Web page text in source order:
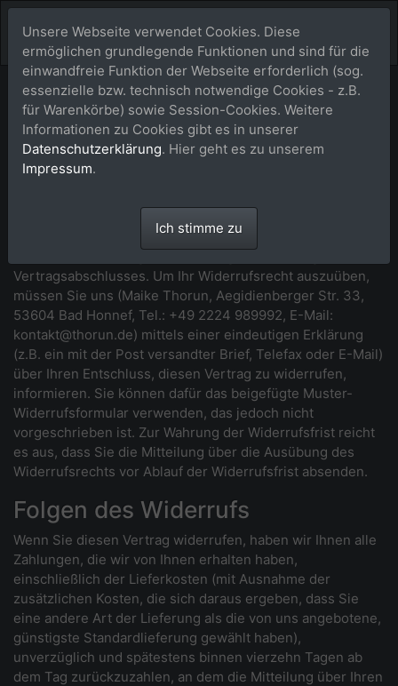
Widerrufsbelehrung
*** Beginn der Widerrufsbelehrung ***
von Gründen diesen Vertrag zu widerrufen. Die
Vertragsabschlusses. Um Ihr Widerrufsrecht auszuüben,
müssen Sie uns (Maike Thorun, Aegidienberger Str. 33,
53604 Bad Honnef, Tel.: +49 2224 989992, E-Mail:
kontakt@thorun.de) mittels einer eindeutigen Erklärung
(z.B. ein mit der Post versandter Brief, Telefax oder E-Mail)
über Ihren Entschluss, diesen Vertrag zu widerrufen,
informieren. Sie können dafür das beigefügte Muster-
Widerrufsformular verwenden, das jedoch nicht
vorgeschrieben ist. Zur Wahrung der Widerrufsfrist reicht
es aus, dass Sie die Mitteilung über die Ausübung des
Widerrufsrechts vor Ablauf der Widerrufsfrist absenden.
Folgen des Widerrufs
Wenn Sie diesen Vertrag widerrufen, haben wir Ihnen alle
Zahlungen, die wir von Ihnen erhalten haben,
einschließlich der Lieferkosten (mit Ausnahme der
zusätzlichen Kosten, die sich daraus ergeben, dass Sie
eine andere Art der Lieferung als die von uns angebotene,
günstigste Standardlieferung gewählt haben),
unverzüglich und spätestens binnen vierzehn Tagen ab
dem Tag zurückzuzahlen, an dem die Mitteilung über Ihren
Unsere Webseite verwendet Cookies. Diese
ermöglichen grundlegende Funktionen und sind für die
einwandfreie Funktion der Webseite erforderlich (sog.
essenzielle bzw. technisch notwendige Cookies - z.B.
für Warenkörbe) sowie Session-Cookies. Weitere
Informationen zu Cookies gibt es in unserer
Datenschutzerklärung. Hier geht es zu unserem
Impressum.
Ich stimme zu